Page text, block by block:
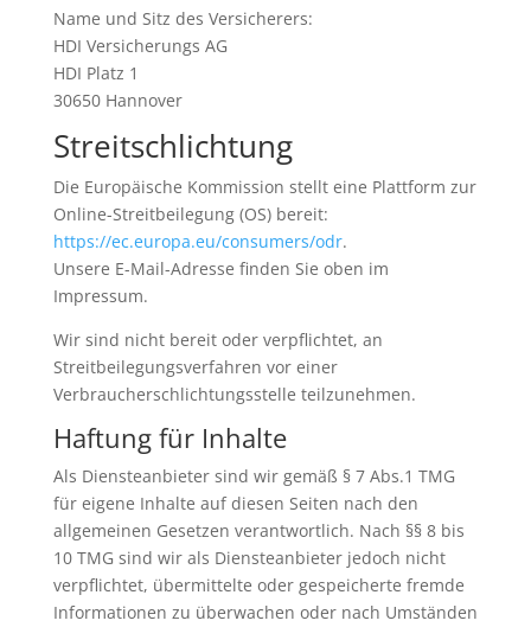
Name und Sitz des Versicherers:
HDI Versicherungs AG
HDI Platz 1
30650 Hannover
Streitschlichtung
Die Europäische Kommission stellt eine Plattform zur
Online-Streitbeilegung (OS) bereit:
https://ec.europa.eu/consumers/odr.
Unsere E-Mail-Adresse finden Sie oben im
Impressum.
Wir sind nicht bereit oder verpflichtet, an
Streitbeilegungsverfahren vor einer
Verbraucherschlichtungsstelle teilzunehmen.
Haftung für Inhalte
Als Diensteanbieter sind wir gemäß § 7 Abs.1 TMG
für eigene Inhalte auf diesen Seiten nach den
allgemeinen Gesetzen verantwortlich. Nach §§ 8 bis
10 TMG sind wir als Diensteanbieter jedoch nicht
verpflichtet, übermittelte oder gespeicherte fremde
Informationen zu überwachen oder nach Umständen